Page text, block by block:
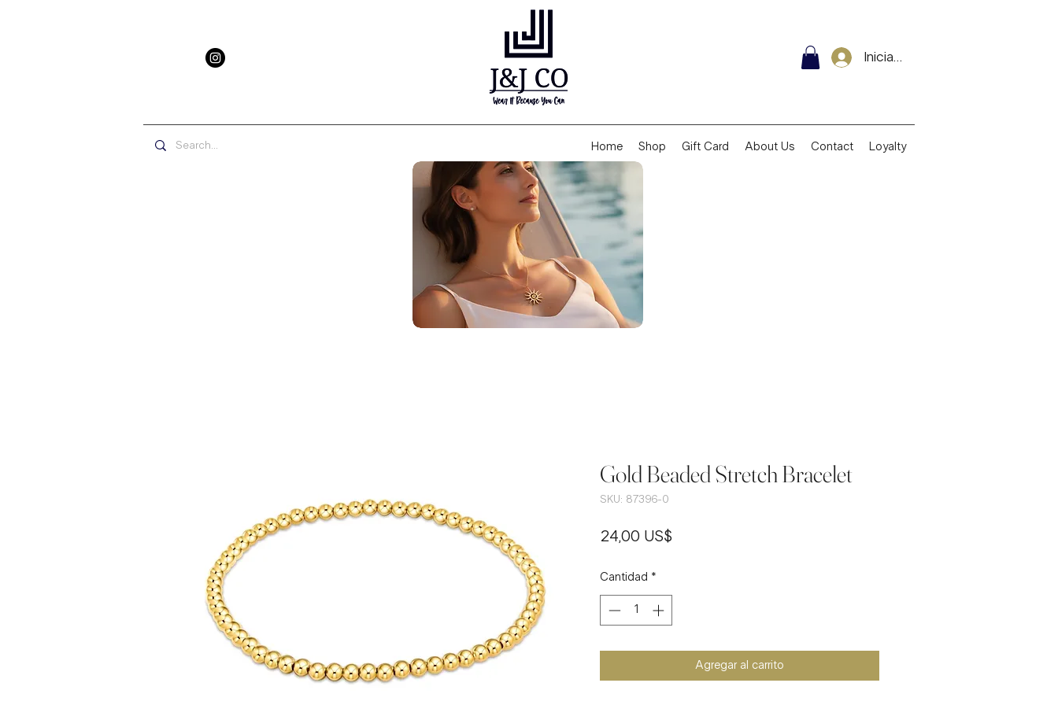
Iniciar sesión
Home Shop Gift Card About Us Contact Loyalty
Gold Beaded Stretch Bracelet
SKU: 87396-0
24,00 US$
Cantidad *
Agregar al carrito